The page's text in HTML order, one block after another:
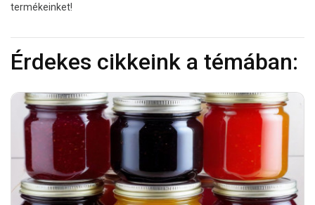
termékeinket!
Érdekes cikkeink a témában: